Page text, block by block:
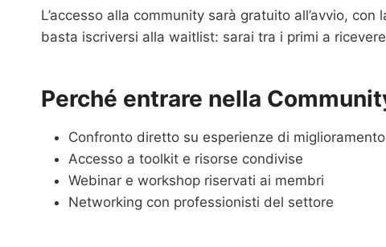
L’accesso alla community sarà gratuito all’avvio,
basta iscriversi alla waitlist: sarai tra i primi a
Perché entrare nella
Confronto diretto su esperienze di
Accesso a toolkit e risorse condivise
Webinar e workshop riservati ai membri
Networking con professionisti del settore